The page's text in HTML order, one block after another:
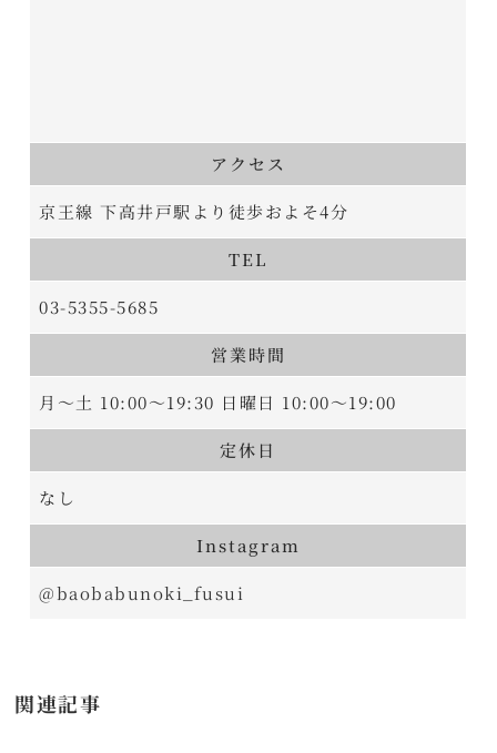
アクセス
京王線 下高井戸駅より徒歩およそ4分
TEL
03-5355-5685
営業時間
月～土 10:00～19:30 日曜日 10:00～19:00
定休日
なし
Instagram
@baobabunoki_fusui
関連記事